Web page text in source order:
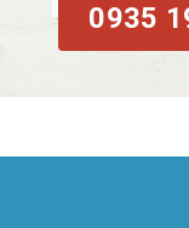
0935